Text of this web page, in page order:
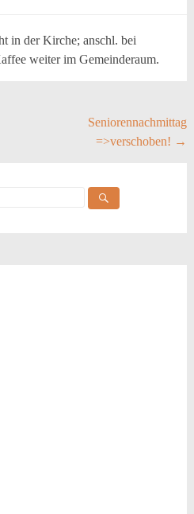
in der Kirche; anschl. bei
weiter im Gemeinderaum.
Seniorennachmittag
=>verschoben! →